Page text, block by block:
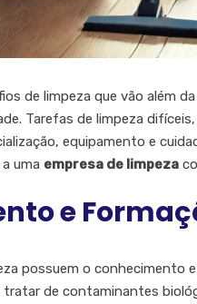
de limpeza que vão além
Tarefas de limpeza
equipamento e
uma empresa de limpeza
e
possuem o conhecimento
tratar de contaminantes